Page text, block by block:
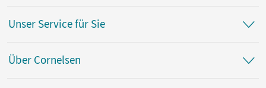
Unser Service für Sie
Über Cornelsen